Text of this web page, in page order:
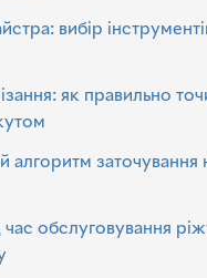
вибір
як правильно
алгоритм заточування
час обслуговування